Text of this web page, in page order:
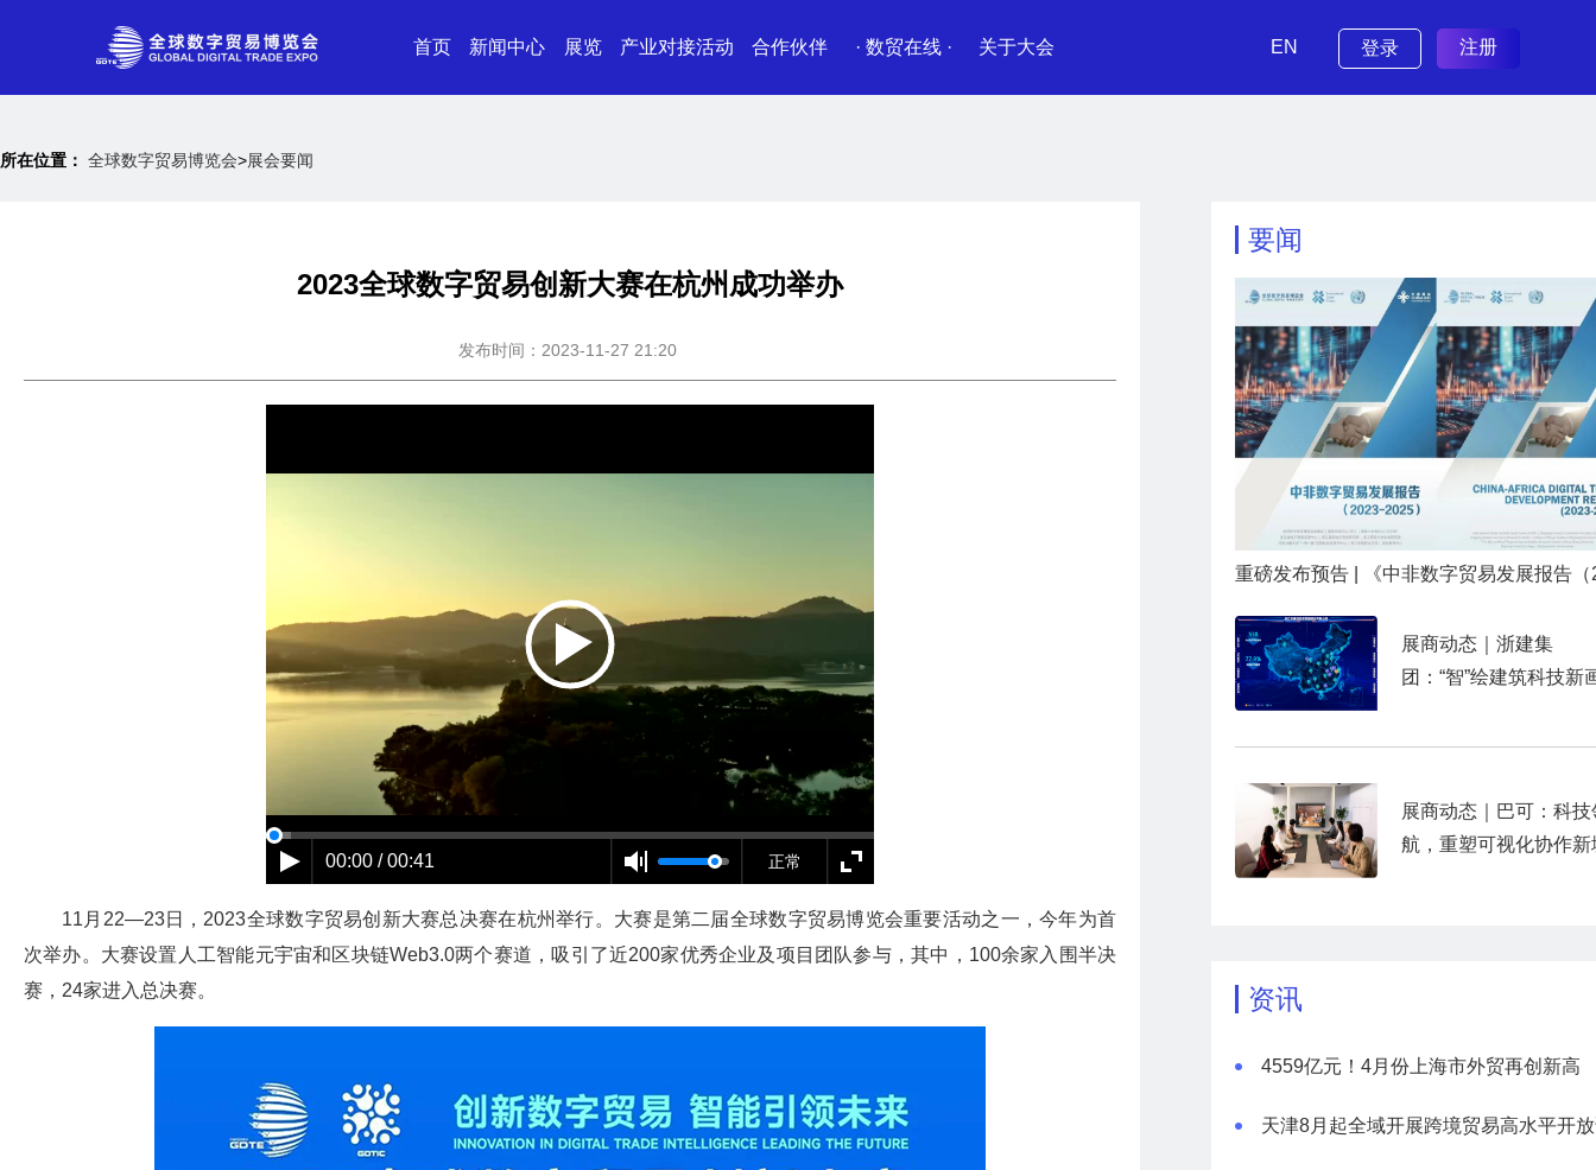
首页 新闻中心 展览 产业对接活动 合作伙伴 · 数贸在线 · 关于大会 EN 登录 注册
所在位置： 全球数字贸易博览会>展会要闻
2023全球数字贸易创新大赛在杭州成功举办
发布时间：2023-11-27 21:20
00:00 / 00:41 正常
11月22—23日，2023全球数字贸易创新大赛总决赛在杭州举行。大赛是第二届全球数字贸易博览会重要活动之一，今年为首
次举办。大赛设置人工智能元宇宙和区块链Web3.0两个赛道，吸引了近200家优秀企业及项目团队参与，其中，100余家入围半决
赛，24家进入总决赛。
要闻
展商动态｜浙建集
团：“智”绘建筑科技新
展商动态｜巴可：科技
航，重塑可视化协作新
资讯
4559亿元！4月份上海市外贸再创新高
天津8月起全域开展跨境贸易高水平开